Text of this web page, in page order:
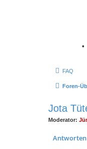
•
FAQ
Foren-
Jota
Moderator:
Antworten